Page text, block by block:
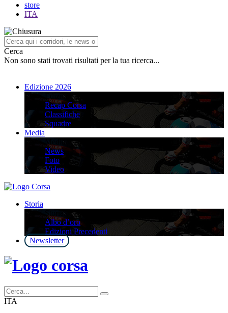
store
ITA
Cerca
Non sono stati trovati risultati per la tua ricerca...
Edizione 2026
Edizione 2026
Recap Corsa
Classifiche
Squadre
Media
Media
News
Foto
Video
Storia
Storia
Albo d’oro
Edizioni Precedenti
Newsletter
ITA